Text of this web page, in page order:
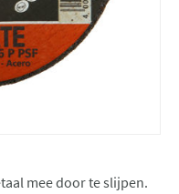
mee door te slijpen.